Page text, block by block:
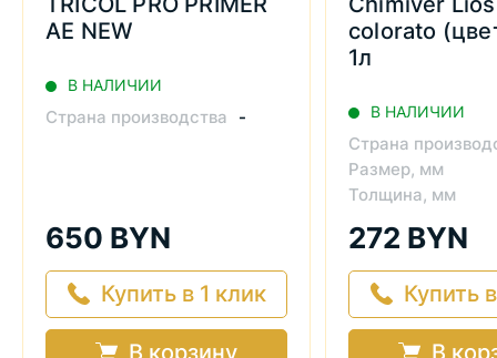
AE NEW
В НАЛИЧИИ
Страна производства -
650 BYN
Купить в 1 клик
В корзину
colorato
1л
В НАЛИЧИИ
Страна
Размер, мм
Толщина, мм
272 BYN
Купить
В